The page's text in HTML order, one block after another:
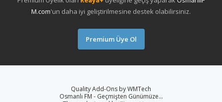
M.com'un daha iyi geliştirilmesine destek olabilirsiniz.
Premium Üye Ol
Quality Add-Ons by WMTech
Osmanlı FM - Geçmişten Günümüze...